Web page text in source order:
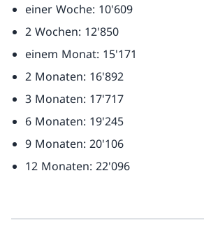
einer Woche: 10'609
2 Wochen: 12'850
einem Monat: 15'171
2 Monaten: 16'892
3 Monaten: 17'717
6 Monaten: 19'245
9 Monaten: 20'106
12 Monaten: 22'096